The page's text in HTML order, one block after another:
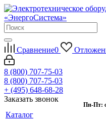
Сравнение0
8 (800) 707-75-03
8 (800) 707-75-03
+ (495) 648-68-28
Заказать звонок
Пн-Пт:
Каталог